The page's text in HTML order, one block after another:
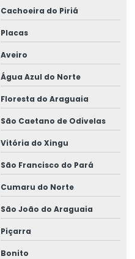
Cachoeira do Piriá
Placas
Aveiro
Água Azul do Norte
Floresta do Araguaia
São Caetano de Odivelas
Vitória do Xingu
São Francisco do Pará
Cumaru do Norte
São João do Araguaia
Piçarra
Bonito